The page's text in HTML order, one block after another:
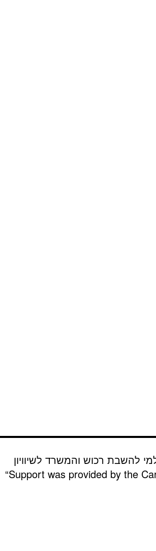
להשבת רכוש והמשרד לשיוויון
“Support was provided by the